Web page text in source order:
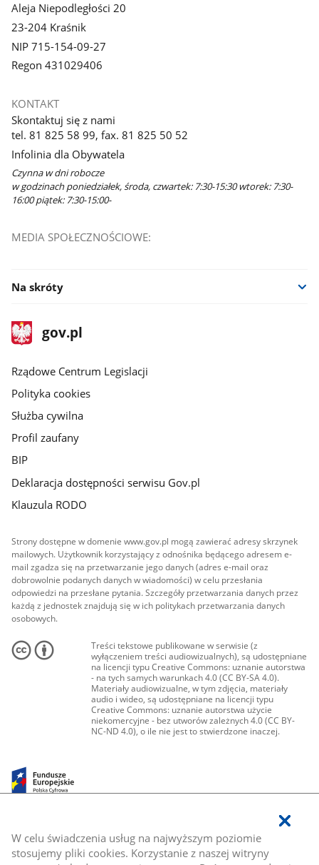
W celu świadczenia usług na najwyższym poziomie
stosujemy pliki cookies. Korzystanie z naszej witryny
Aleja Niepodległości 20
23-204 Kraśnik
NIP 715-154-09-27
Regon 431029406
KONTAKT
Skontaktuj się z nami
tel. 81 825 58 99, fax. 81 825 50 52
Infolinia dla Obywatela
Czynna w dni robocze
w godzinach poniedziałek, środa, czwartek: 7:30-15:30 wtorek: 7:30-
16:00 piątek: 7:30-15:00-
MEDIA SPOŁECZNOŚCIOWE:
Na skróty
stopka
gov.plStrona
gov.pl
Rządowe Centrum Legislacji
Polityka cookies
Służba cywilna
Profil zaufany
BIP
Deklaracja dostępności serwisu Gov.pl
Klauzula RODO
Strony dostępne w domenie www.gov.pl mogą zawierać adresy skrzynek
mailowych. Użytkownik korzystający z odnośnika będącego adresem e-
mail zgadza się na przetwarzanie jego danych (adres e-mail oraz
dobrowolnie podanych danych w wiadomości) w celu przesłania
odpowiedzi na przesłane pytania. Szczegóły przetwarzania danych przez
każdą z jednostek znajdują się w ich politykach przetwarzania danych
osobowych.
Treści tekstowe publikowane w serwisie (z
wyłączeniem treści audiowizualnych), są udostępniane
na licencji typu Creative Commons: uznanie autorstwa
- na tych samych warunkach 4.0 (CC BY-SA 4.0).
Materiały audiowizualne, w tym zdjęcia, materiały
audio i wideo, są udostępniane na licencji typu
Creative Commons: uznanie autorstwa użycie
niekomercyjne - bez utworów zależnych 4.0 (CC BY-
NC-ND 4.0), o ile nie jest to stwierdzone inaczej.